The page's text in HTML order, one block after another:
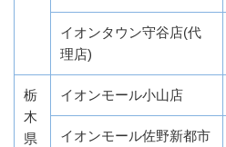
イオンタウン守谷店(代
理店)
栃
木
県
イオンモール小山店
イオンモール佐野新都市